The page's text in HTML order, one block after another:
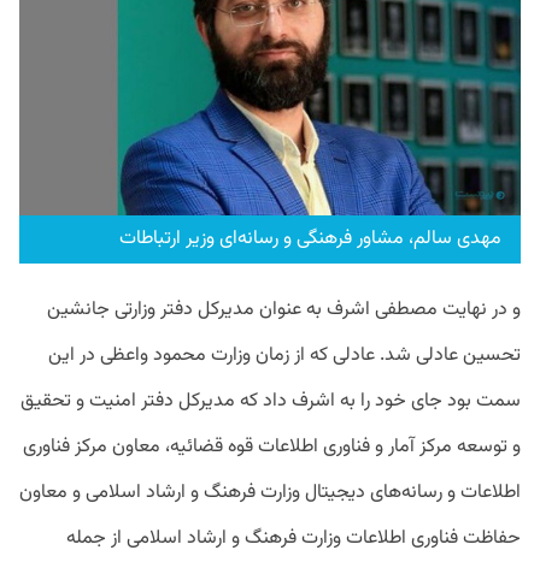
مهدی سالم، مشاور فرهنگی و رسانه‌ای وزیر ارتباطات
و در نهایت مصطفی اشرف به عنوان مدیرکل دفتر وزارتی جانشین
تحسین عادلی شد. عادلی که از زمان وزارت محمود واعظی در این
سمت بود جای خود را به اشرف داد که مدیرکل دفتر امنیت و تحقیق
و توسعه مرکز آمار و فناوری اطلاعات قوه قضائیه، معاون مرکز فناوری
اطلاعات و رسانه‌های دیجیتال وزارت فرهنگ و ارشاد اسلامی و معاون
حفاظت فناوری اطلاعات وزارت فرهنگ و ارشاد اسلامی از جمله